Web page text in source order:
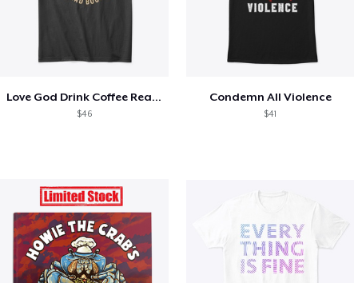
Love God Drink Coffee Read Books
$46
Condemn All Violence
$41